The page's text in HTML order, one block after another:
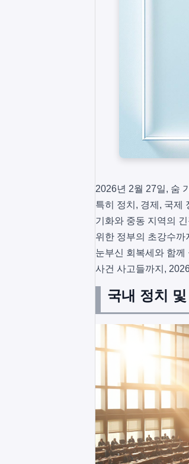
2026년 2월 27일, 숨
특히 정치, 경제, 국제
기화와 중동 지역의
위한 정부의 초강수까
눈부신 회복세와 함
사건 사고들까지,
국내 정치